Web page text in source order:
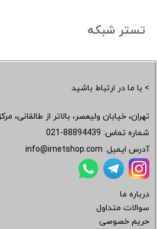
تستر شبکه
> با ما در ارتباط باشید
تهران، خیابان ولیعصر، بالاتر از طالقانی،
شماره تماس: 021-88894439
آدرس ایمیل: info@irnetshop.com
درباره ما
سوالات متداول
حریم خصوصی